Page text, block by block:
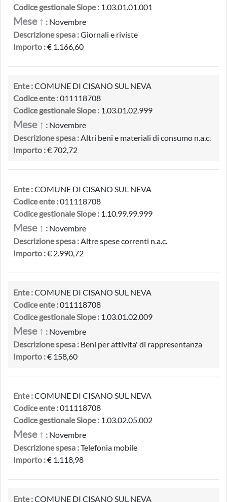
Codice gestionale Siope : 1.03.01.01.001
Mese ↑ : Novembre
Descrizione spesa :Giornali e riviste
Importo :€ 1.166,60
Ente :COMUNE DI CISANO SUL NEVA
Codice ente :011118708
Codice gestionale Siope : 1.03.01.02.999
Mese ↑ : Novembre
Descrizione spesa :Altri beni e materiali di consumo n.a.c.
Importo :€ 702,72
Ente :COMUNE DI CISANO SUL NEVA
Codice ente :011118708
Codice gestionale Siope : 1.10.99.99.999
Mese ↑ : Novembre
Descrizione spesa :Altre spese correnti n.a.c.
Importo :€ 2.990,72
Ente :COMUNE DI CISANO SUL NEVA
Codice ente :011118708
Codice gestionale Siope : 1.03.01.02.009
Mese ↑ : Novembre
Descrizione spesa : Beni per attivita' di rappresentanza
Importo :€ 158,60
Ente :COMUNE DI CISANO SUL NEVA
Codice ente :011118708
Codice gestionale Siope : 1.03.02.05.002
Mese ↑ : Novembre
Descrizione spesa :Telefonia mobile
Importo :€ 1.118,98
Ente :COMUNE DI CISANO SUL NEVA